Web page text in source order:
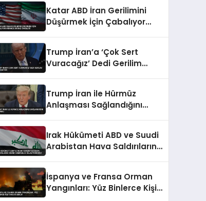
Katar ABD İran Gerilimini
Düşürmek İçin Çabalıyor
Trump İran’a ‘Çok Sert
Vuracağız’ Dedi Gerilim
Trump İran ile Hürmüz
Anlaşması Sağlandığını
Irak Hükümeti ABD ve Suudi
Arabistan Hava Saldırılarını
İspanya ve Fransa Orman
Yangınları: Yüz Binlerce Kişi